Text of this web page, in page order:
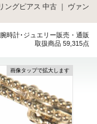
ングピアス 中古 ｜ ヴァン
腕時計･ジュエリー販売・通販
取扱商品 59,315点
画像タップで拡大します